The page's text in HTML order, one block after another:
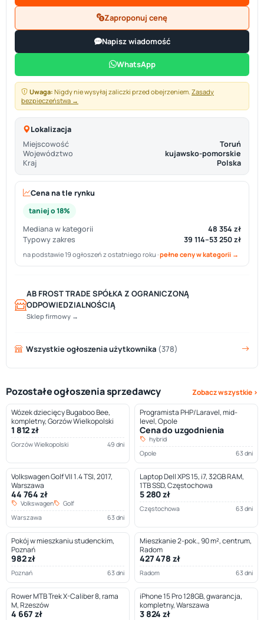
Zaproponuj cenę
Napisz wiadomość
WhatsApp
Uwaga: Nigdy nie wysyłaj zaliczki przed obejrzeniem. Zasady
bezpieczeństwa →
Lokalizacja
Miejscowość
Toruń
Województwo
kujawsko-pomorskie
Kraj
Polska
Cena na tle rynku
taniej o 18%
Mediana w kategorii
48 354 zł
Typowy zakres
39 114–53 250 zł
na podstawie 19 ogłoszeń z ostatniego roku ·pełne ceny w kategorii →
AB FROST TRADE SPÓŁKA Z OGRANICZONĄ
ODPOWIEDZIALNOŚCIĄ
Sklep firmowy →
Wszystkie ogłoszenia użytkownika (378)
Pozostałe ogłoszenia sprzedawcy
Zobacz wszystkie ›
Wózek dziecięcy Bugaboo Bee,
kompletny, Gorzów Wielkopolski
1 812 zł
Gorzów Wielkopolski 49 dni
Programista PHP/Laravel, mid-
level, Opole
Cena do uzgodnienia
hybrid
Opole
63 dni
Volkswagen Golf VII 1.4 TSI, 2017,
Warszawa
44 764 zł
Volkswagen
Golf
Warszawa
63 dni
Laptop Dell XPS 15, i7, 32GB RAM,
1TB SSD, Częstochowa
5 280 zł
Częstochowa 63 dni
Pokój w mieszkaniu studenckim,
Poznań
982 zł
Poznań 63 dni
Mieszkanie 2-pok., 90 m², centrum,
Radom
427 478 zł
Radom 63 dni
Rower MTB Trek X-Caliber 8, rama
M, Rzeszów
4 667 zł
iPhone 15 Pro 128GB, gwarancja,
kompletny, Warszawa
3 824 zł